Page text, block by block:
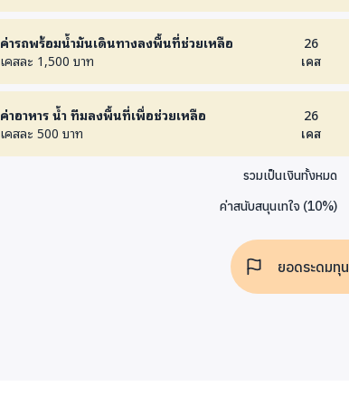
ค่ารถพร้อมน้ำมันเดินทางลงพื้นที่ช่วยเหลือ
เคสละ 1,500 บาท
26
เคส
ค่าอาหาร น้ำ ทีมลงพื้นที่เพื่อช่วยเหลือ
เคสละ 500 บาท
26
เคส
รวมเป็นเงินทั้งหมด
ค่าสนับสนุนเทใจ (10%)
ยอดระดมทุน